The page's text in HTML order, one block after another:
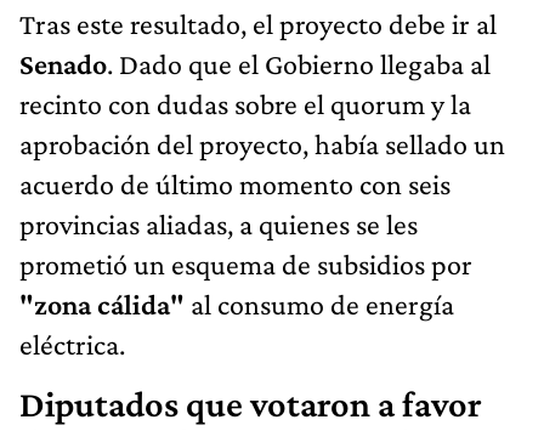
Tras este resultado, el proyecto debe ir al
Senado. Dado que el Gobierno llegaba al
recinto con dudas sobre el quorum y la
aprobación del proyecto, había sellado un
acuerdo de último momento con seis
provincias aliadas, a quienes se les
prometió un esquema de subsidios por
"zona cálida" al consumo de energía
eléctrica.
Diputados que votaron a favor